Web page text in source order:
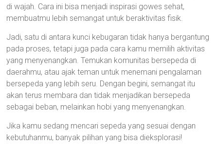
di wajah. Cara ini bisa menjadi inspirasi gowes sehat,
membuatmu lebih semangat untuk beraktivitas fisik.
Jadi, satu di antara kunci kebugaran tidak hanya bergantung
pada proses, tetapi juga pada cara kamu memilih aktivitas
yang menyenangkan. Temukan komunitas bersepeda di
daerahmu, atau ajak teman untuk menemani pengalaman
bersepeda yang lebih seru. Dengan begini, semangat itu
akan terus membara dan tidak menjadikan bersepeda
sebagai beban, melainkan hobi yang menyenangkan.
Jika kamu sedang mencari sepeda yang sesuai dengan
kebutuhanmu, banyak pilihan yang bisa dieksplorasi!